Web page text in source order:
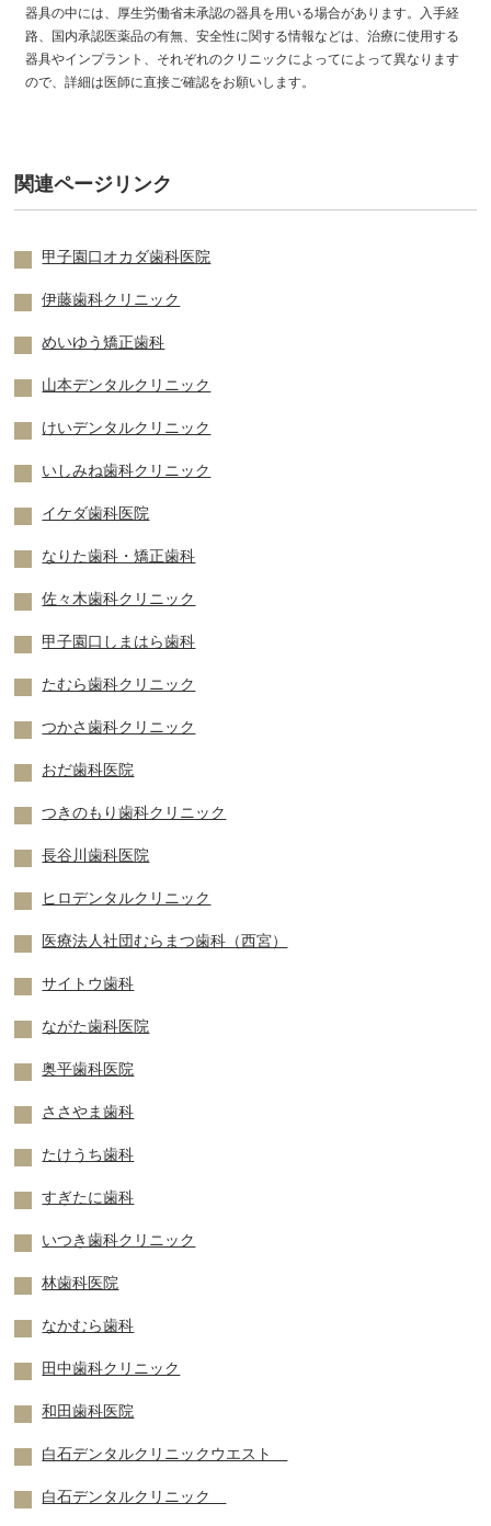
器具の中には、厚生労働省未承認の器具を用いる場合があります。入手経
路、国内承認医薬品の有無、安全性に関する情報などは、治療に使用する
器具やインプラント、それぞれのクリニックによってによって異なります
ので、詳細は医師に直接ご確認をお願いします。
関連ページリンク
甲子園口オカダ歯科医院
伊藤歯科クリニック
めいゆう矯正歯科
山本デンタルクリニック
けいデンタルクリニック
いしみね歯科クリニック
イケダ歯科医院
なりた歯科・矯正歯科
佐々木歯科クリニック
甲子園口しまはら歯科
たむら歯科クリニック
つかさ歯科クリニック
おだ歯科医院
つきのもり歯科クリニック
長谷川歯科医院
ヒロデンタルクリニック
医療法人社団むらまつ歯科（西宮）
サイトウ歯科
ながた歯科医院
奥平歯科医院
ささやま歯科
たけうち歯科
すぎたに歯科
いつき歯科クリニック
林歯科医院
なかむら歯科
田中歯科クリニック
和田歯科医院
白石デンタルクリニックウエスト
白石デンタルクリニック